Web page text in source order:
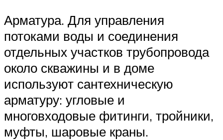
Арматура. Для управления
потоками воды и соединения
отдельных участков трубопровода
около скважины и в доме
используют сантехническую
арматуру: угловые и
многовходовые фитинги, тройники,
муфты, шаровые краны.